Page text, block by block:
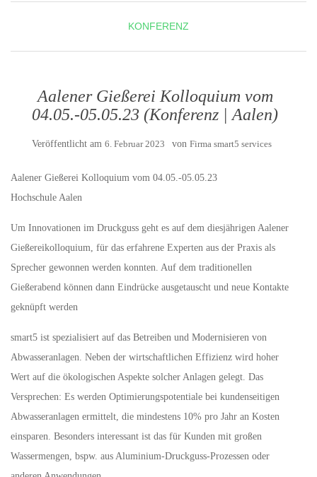
KONFERENZ
Aalener Gießerei Kolloquium vom
04.05.-05.05.23 (Konferenz | Aalen)
Veröffentlicht am 6. Februar 2023 von Firma smart5 services
Aalener Gießerei Kolloquium vom 04.05.-05.05.23
Hochschule Aalen
Um Innovationen im Druckguss geht es auf dem diesjährigen Aalener
Gießereikolloquium, für das erfahrene Experten aus der Praxis als
Sprecher gewonnen werden konnten. Auf dem traditionellen
Gießerabend können dann Eindrücke ausgetauscht und neue Kontakte
geknüpft werden
smart5 ist spezialisiert auf das Betreiben und Modernisieren von
Abwasseranlagen. Neben der wirtschaftlichen Effizienz wird hoher
Wert auf die ökologischen Aspekte solcher Anlagen gelegt. Das
Versprechen: Es werden Optimierungspotentiale bei kundenseitigen
Abwasseranlagen ermittelt, die mindestens 10% pro Jahr an Kosten
einsparen. Besonders interessant ist das für Kunden mit großen
Wassermengen, bspw. aus Aluminium-Druckguss-Prozessen oder